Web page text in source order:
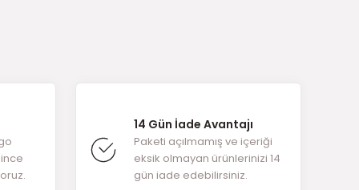
14 Gün İade Avantajı
Paketi açılmamış ve içeriği
eksik olmayan ürünlerinizi 14
gün iade edebilirsiniz.